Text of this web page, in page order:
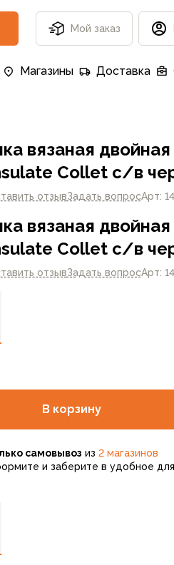
Мой заказ
Магазины Доставка
вязаная
Collet с/в
В корзину
отзывЗадать вопросАрт:
самовывоз из 2 магазинов
и заберите в удобное
вязаная
Collet с/в
отзывЗадать вопросАрт: